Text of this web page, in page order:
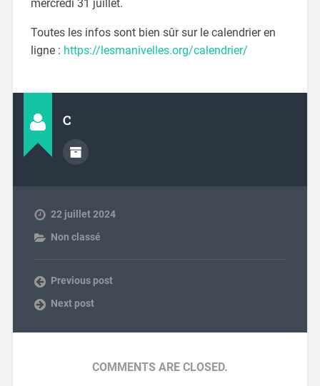
mercredi 31 juillet.
Toutes les infos sont bien sûr sur le calendrier en
ligne : https://lesmanivelles.org/calendrier/
C
22 juillet 2024
Non classé
Previous post
Next post
COMMENTS ARE CLOSED.